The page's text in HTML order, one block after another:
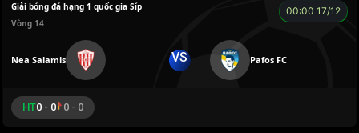
Giải bóng đá hạng 1 quốc gia Síp
Vòng 14
00:00 17/12
Nea Salamis VS Pafos FC
HT0 - 0 0 - 0